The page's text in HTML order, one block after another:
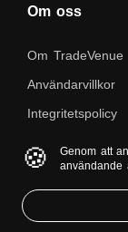
Om oss
Om TradeVenue
Användarvillkor
Integritetspolicy
Native
🍪
Genom att
användande